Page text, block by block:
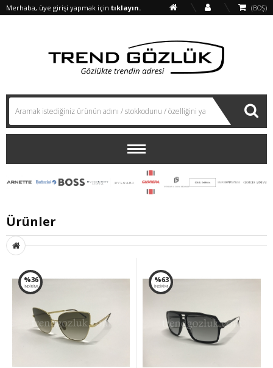
(BOŞ)
Merhaba, üye girişi yapmak için tıklayın.
Ürünler
%36
İNDİRİM!
%63
İNDİRİM!